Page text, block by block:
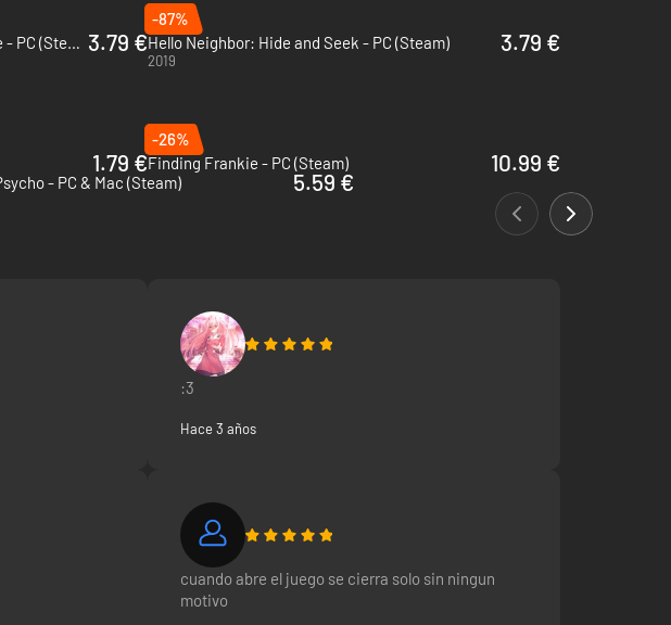
Hello Neighbor VR: Search and Rescue - PC (Steam) 3.79 €
-87%
Hello Neighbor: Hide and Seek - PC (Steam)
2019
3.79 €
1.79 €
-26%
Finding Frankie - PC (Steam)
10.99 €
- PC & Mac (Steam)
5.59 €
:3
Hace 3 años
cuando abre el juego se cierra solo sin ningun
motivo